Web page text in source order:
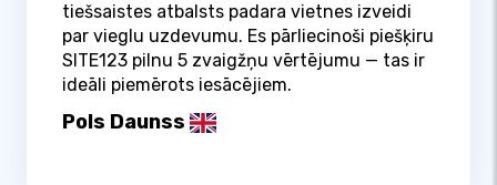
tiešsaistes atbalsts padara vietnes izveidi
par vieglu uzdevumu. Es pārliecinoši piešķiru
SITE123 pilnu 5 zvaigžņu vērtējumu — tas ir
ideāli piemērots iesācējiem.
Pols Daunss